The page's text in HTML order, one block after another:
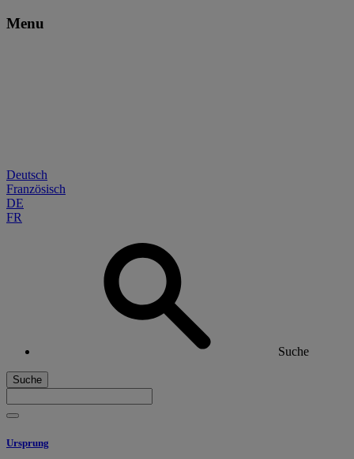
Menu
Deutsch
Französisch
DE
FR
Suche
Suche
Ursprung